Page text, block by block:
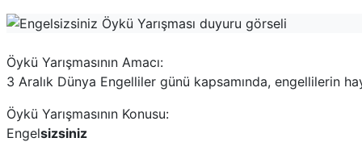
Öykü Yarışmasının Amacı:
3 Aralık Dünya Engelliler günü kapsamında, engellilerin
Öykü Yarışmasının Konusu:
Engelsizsiniz